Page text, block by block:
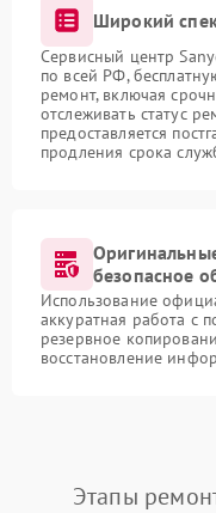
Широкий
Сервисный центр
по всей РФ,
ремонт, включая
отслеживать статус
предоставляется
продления срока
безопасное
Использование
аккуратная работа с
резервное
восстановление
Этапы